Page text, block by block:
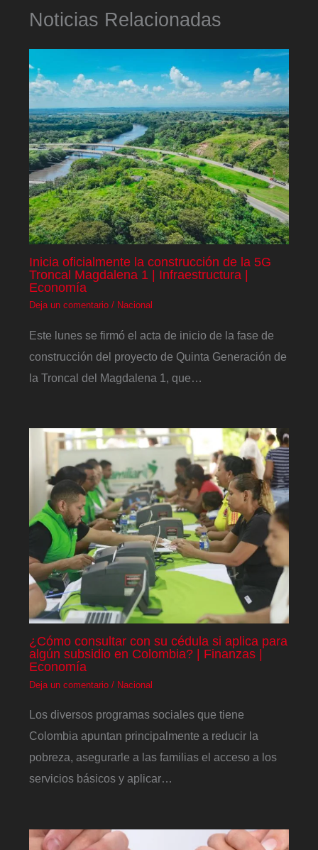
Noticias Relacionadas
Inicia oficialmente la construcción de la 5G
Troncal Magdalena 1 | Infraestructura |
Economía
Deja un comentario / Nacional
Este lunes se firmó el acta de inicio de la fase de
construcción del proyecto de Quinta Generación de
la Troncal del Magdalena 1, que…
¿Cómo consultar con su cédula si aplica para
algún subsidio en Colombia? | Finanzas |
Economía
Deja un comentario / Nacional
Los diversos programas sociales que tiene
Colombia apuntan principalmente a reducir la
pobreza, asegurarle a las familias el acceso a los
servicios básicos y aplicar…